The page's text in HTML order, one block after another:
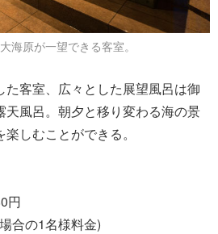
海原が一望できる客室。
客室、広々とした展望風呂は御
天風呂。朝夕と移り変わる海の景
しむことができる。
円
合の1名様料金)